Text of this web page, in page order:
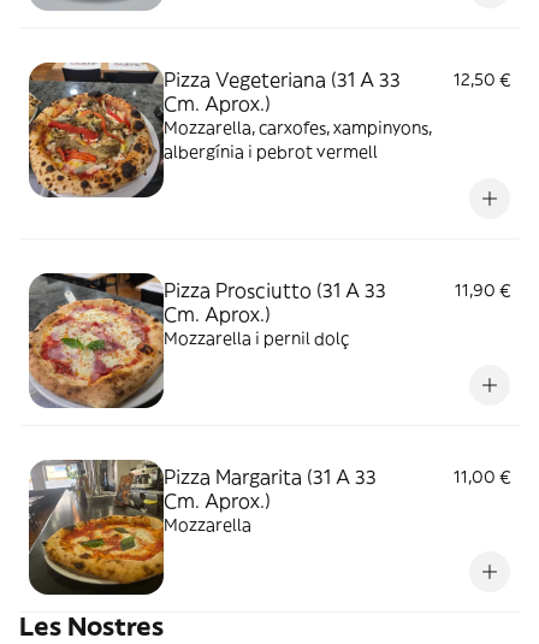
Pizza Vegeteriana (31 A 33
Cm. Aprox.)
12,50 €
Mozzarella, carxofes, xampinyons,
albergínia i pebrot vermell
Pizza Prosciutto (31 A 33
Cm. Aprox.)
11,90 €
Mozzarella i pernil dolç
Pizza Margarita (31 A 33
Cm. Aprox.)
11,00 €
Mozzarella
Les Nostres